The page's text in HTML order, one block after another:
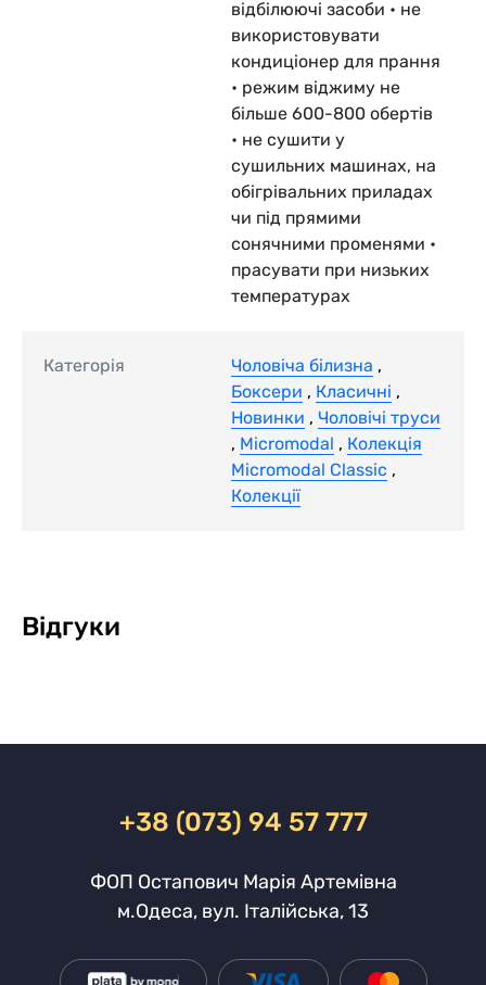
відбілюючі засоби • не
використовувати
кондиціонер для прання
• режим віджиму не
більше 600-800 обертів
• не сушити у
сушильних машинах, на
обігрівальних приладах
чи під прямими
сонячними променями •
прасувати при низьких
температурах
Категорія Чоловіча білизна ,
Боксери , Класичні ,
Новинки , Чоловічі труси
, Micromodal , Колекція
Micromodal Classic ,
Колекції
Відгуки
+38 (073) 94 57 777
ФОП Остапович Марія Артемівна
м.Одеса, вул. Італійська, 13